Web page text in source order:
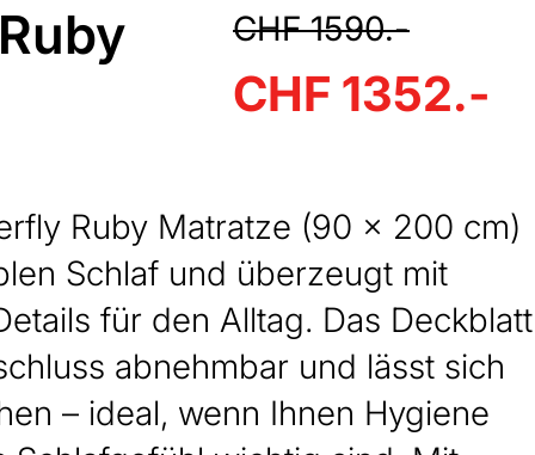
CHF 1590.-
CHF 1352.-
Ruby Matratze (90 × 200 cm)
Schlaf und überzeugt mit
für den Alltag. Das Deckblatt
abnehmbar und lässt sich
– ideal, wenn Ihnen Hygiene